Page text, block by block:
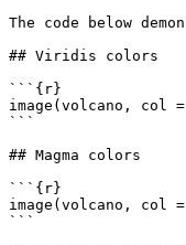
The code below
## Viridis colors
```{r}
image(volcano, col
```
## Magma colors
```{r}
image(volcano,
```